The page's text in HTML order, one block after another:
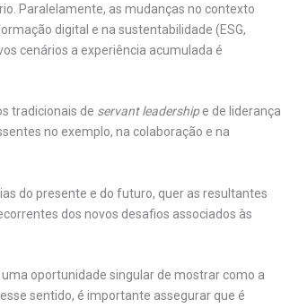
Paralelamente, as mudanças no contexto
digital e na sustentabilidade (ESG,
cenários a experiência acumulada é
tradicionais de servant leadershipe de liderança
no exemplo, na colaboração e na
do presente e do futuro, quer as resultantes
dos novos desafios associados às
oportunidade singular de mostrar como a
sentido, é importante assegurar que é